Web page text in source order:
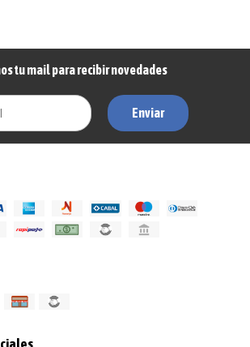
tu mail para recibir novedades
Enviar